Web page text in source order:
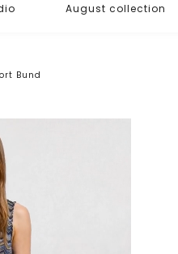
August collection
Bund